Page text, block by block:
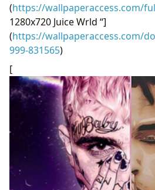
(https://wallpaperaccess.com/
1280x720 Juice Wrld “]
(https://wallpaperaccess.com/
999-831565)
[